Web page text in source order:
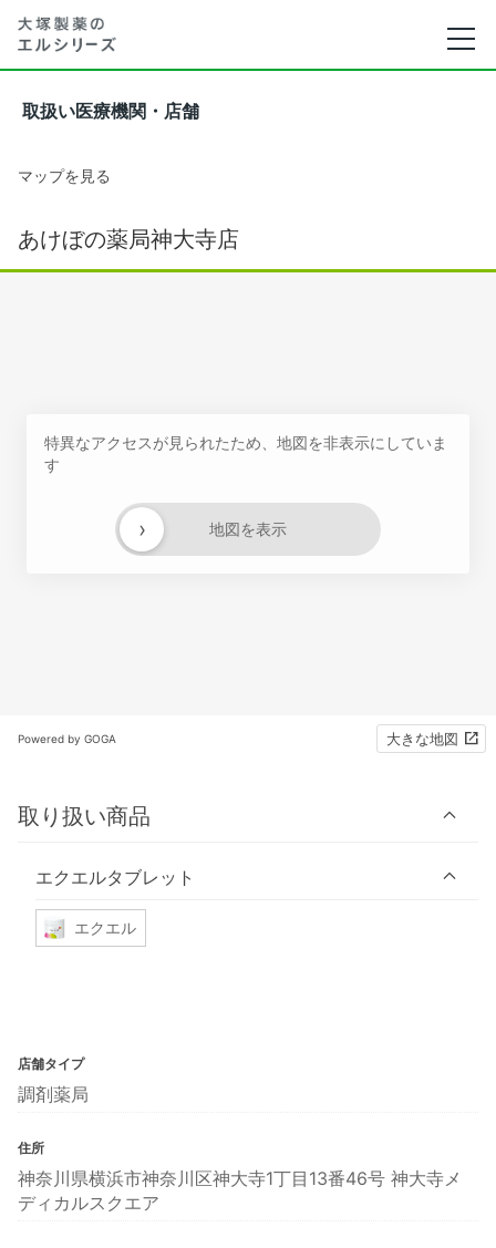
取扱い医療機関・店舗
マップを見る
あけぼの薬局神大寺店
特異なアクセスが見られたため、地図を非表示にしていま
す
地図を表示
›
Powered by GOGA 大きな地図
取り扱い商品
エクエルタブレット
エクエル
店舗タイプ
調剤薬局
住所
神奈川県横浜市神奈川区神大寺1丁目13番46号 神大寺メ
ディカルスクエア